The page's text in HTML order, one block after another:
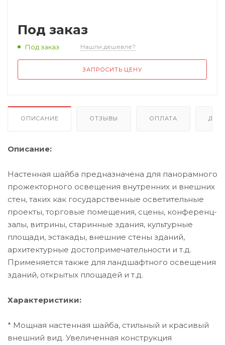
Под заказ
Под заказ Нашли дешевле?
ЗАПРОСИТЬ ЦЕНУ
ОПИСАНИЕ ОТЗЫВЫ ОПЛАТА
Описание:
Настенная шайба предназначена для панорамного
прожекторного освещения внутренних и внешних
стен, таких как государственные осветительные
проекты, торговые помещения, сцены, конференц-
залы, витрины, старинные здания, культурные
площади, эстакады, внешние стены зданий,
архитектурные достопримечательности и т.д.
Применяется также для ландшафтного освещения
зданий, открытых площадей и т.д.
Характеристики:
* Мощная настенная шайба, стильный и красивый
внешний вид. Увеличенная конструкция
Контроллеры